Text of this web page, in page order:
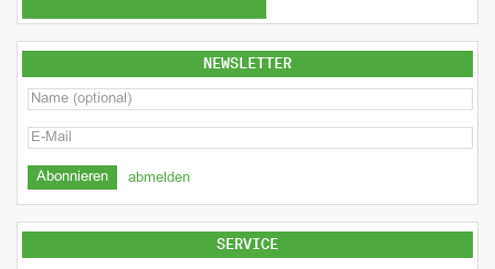
NEWSLETTER
abmelden
SERVICE